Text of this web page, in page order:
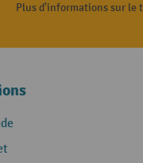
Plus d'informations sur le